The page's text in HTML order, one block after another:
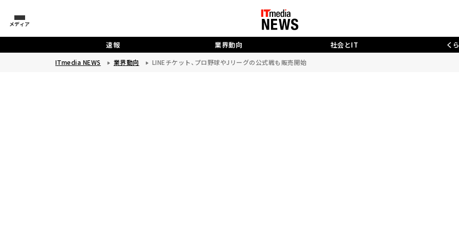
メディア
速報 業界動向 社会とIT く
ITmedia NEWS 業界動向 LINEチケット、プロ野球やJリーグの公式戦も販売開始